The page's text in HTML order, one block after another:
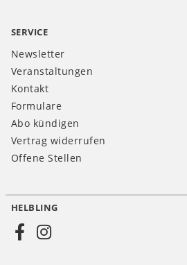
SERVICE
Newsletter
Veranstaltungen
Kontakt
Formulare
Abo kündigen
Vertrag widerrufen
Offene Stellen
Social
HELBLING